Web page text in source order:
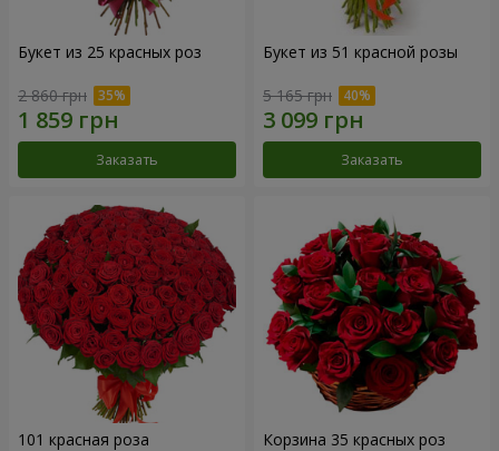
Букет из 25 красных роз
2 860 грн
Заказать
Букет из 51 красной розы
5 165 грн
Заказать
101 красная роза Корзина 35 красных роз